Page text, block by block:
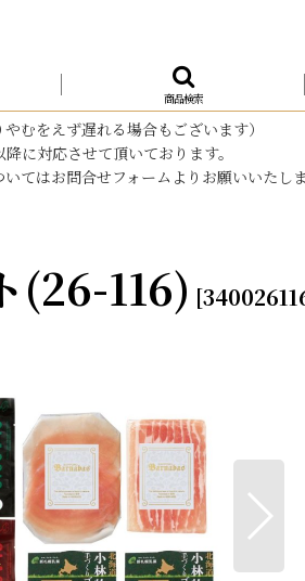
商品検索
むをえず遅れる場合もございます）
に対応させて頂いております。
てはお問合せフォームよりお願いいたしま
(26-116) [